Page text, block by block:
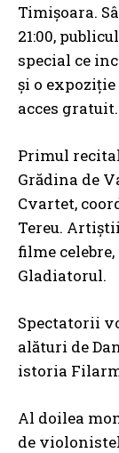
Timișoara.
21:00,
special ce
și o
acces gratuit.
Primul
Grădina de
Cvartet,
Tereu.
filme
Gladiatorul.
Spectatorii
alături de
istoria
Al doilea
de